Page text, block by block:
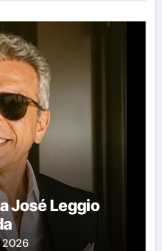
José Leggio
2026